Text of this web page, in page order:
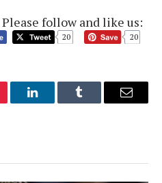
Please follow and like us:
20 20
LinkedInTumblr Email